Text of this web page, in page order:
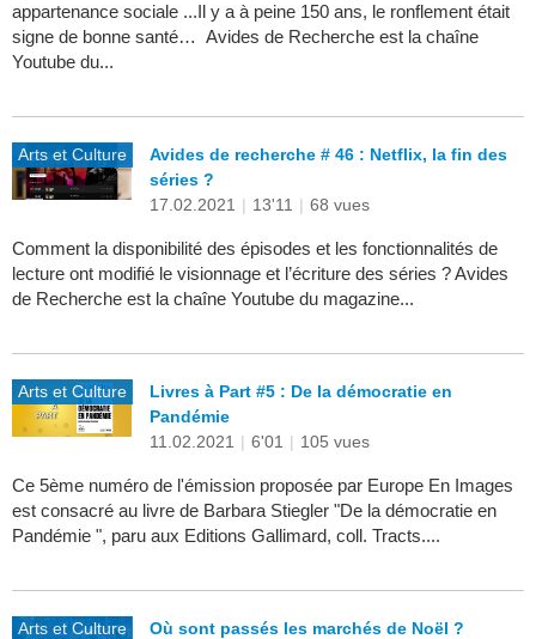
appartenance sociale ...Il y a à peine 150 ans, le ronflement était
signe de bonne santé… Avides de Recherche est la chaîne
Youtube du...
Arts et Culture
Avides de recherche # 46 : Netflix, la fin des
séries ?
17.02.2021 | 13'11 | 68 vues
Comment la disponibilité des épisodes et les fonctionnalités de
lecture ont modifié le visionnage et l’écriture des séries ? Avides
de Recherche est la chaîne Youtube du magazine...
Arts et Culture
Livres à Part #5 : De la démocratie en
Pandémie
11.02.2021 | 6'01 | 105 vues
Ce 5ème numéro de l'émission proposée par Europe En Images
est consacré au livre de Barbara Stiegler "De la démocratie en
Pandémie ", paru aux Editions Gallimard, coll. Tracts....
Arts et Culture
Où sont passés les marchés de Noël ?